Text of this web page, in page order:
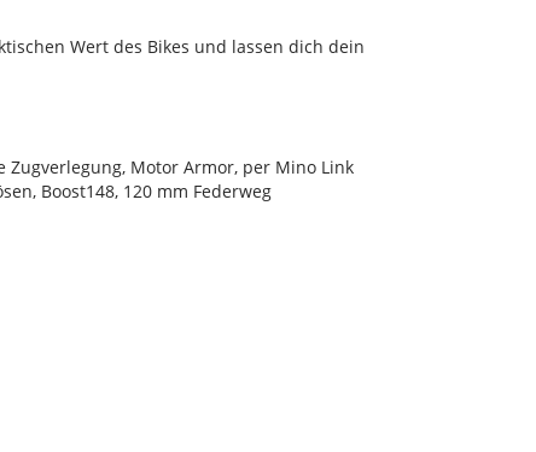
Wert des Bikes und lassen dich dein
Zugverlegung, Motor Armor, per Mino Link
Boost148, 120 mm Federweg